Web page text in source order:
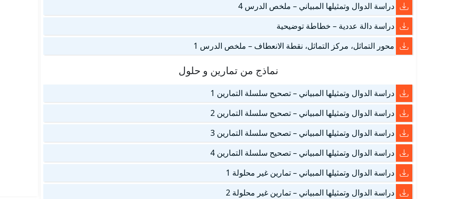
دراسة الدوال وتمثيلها المبياني – ملخص الدرس 4
دراسة دالة عددية – خطاطة توضيحية
محور التماثل، مركز التماثل، نقطة الانعطاف – ملخص الدرس 1
نماذج من تمارين و حلول
دراسة الدوال وتمثيلها المبياني – تصحيح سلسلة التمارين 1
دراسة الدوال وتمثيلها المبياني – تصحيح سلسلة التمارين 2
دراسة الدوال وتمثيلها المبياني – تصحيح سلسلة التمارين 3
دراسة الدوال وتمثيلها المبياني – تصحيح سلسلة التمارين 4
دراسة الدوال وتمثيلها المبياني – تمارين غير محلولة 1
دراسة الدوال وتمثيلها المبياني – تمارين غير محلولة 2